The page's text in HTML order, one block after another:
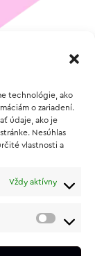
technológie, ako
o zariadení.
údaje, ako je
Nesúhlas
vlastnosti a
Vždy aktívny